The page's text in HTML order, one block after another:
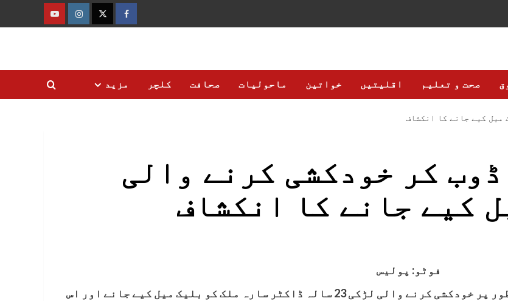
فیس
ٹوئٹرانسٹاگرام
یوٹیوب
صحت و تعلیم اقلیتیں خواتین ماحولیات صحافت کلچر مزید
میل کیے جانے کا انکشاف
کر خودکشی کرنے والی
کیے جانے کا انکشاف
فوٹو: پولیس
صوبائی دارالحکومت کراچی کے سمندر میں مبینہ طور پر خودکشی کرنے والی لڑکی 23 سالہ ڈاکٹر سارہ ملک کو بلیک میل کیے جانے اور اس